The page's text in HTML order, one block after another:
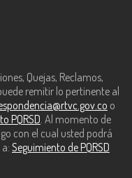
Quejas, Reclamos,
remitir lo pertinente al
o
PQRSD. Al momento de
con el cual usted podrá
Seguimiento de PQRSD